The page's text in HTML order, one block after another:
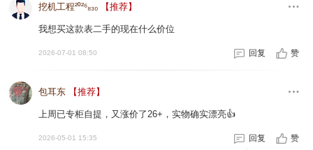
挖机工程²⁰²⁶₈₃₀ 【推荐】
我想买这款表二手的现在什么价位
2026-07-01 08:50 回复 赞
包耳东 【推荐】
上周已专柜自提，又涨价了26+，实物确实漂亮👍
2026-05-01 15:35 回复 赞